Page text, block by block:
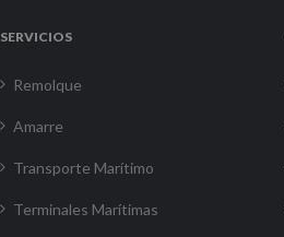
SERVICIOS
Remolque
Amarre
Transporte Marítimo
Terminales Marítimas